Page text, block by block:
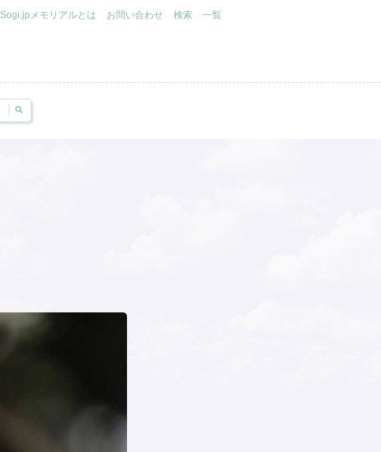
Sogi.jpメモリアルとは お問い合わせ 検索 一覧